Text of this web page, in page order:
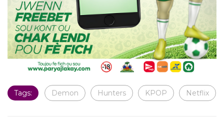
Tags: Demon Hunters KPOP Netflix